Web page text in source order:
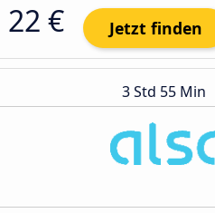
22 € Jetzt finden
3 Std 55 Min